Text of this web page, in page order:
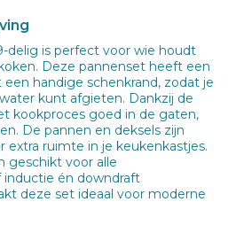
delig is perfect voor wie houdt
Deze pannenset heeft een
handige schenkrand, zodat je
kunt afgieten. Dankzij de
kookproces goed in de gaten,
De pannen en deksels zijn
extra ruimte in je keukenkastjes.
geschikt voor alle
én downdraft
deze set ideaal voor moderne